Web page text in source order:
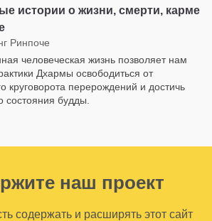
истории о жизни, смерти, карме
Ринпоче
человеческая жизнь позволяет нам
Дхармы освободиться от
круговорота перерождений и достичь
состояния будды.
наш проект
содержать и расширять этот сайт